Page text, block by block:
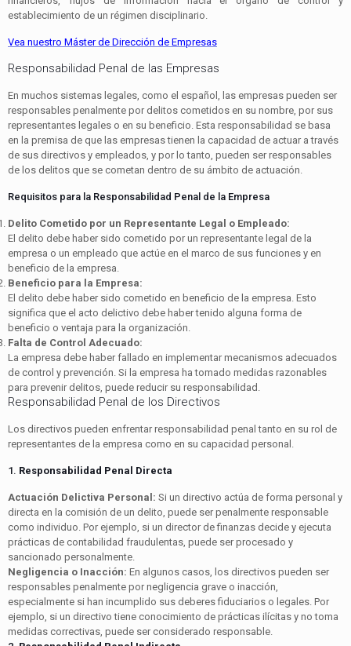
establecimiento de un régimen disciplinario.
Vea nuestro Máster de Dirección de Empresas
Responsabilidad Penal de las Empresas
En muchos sistemas legales, como el español, las empresas pueden ser
responsables penalmente por delitos cometidos en su nombre, por sus
representantes legales o en su beneficio. Esta responsabilidad se basa
en la premisa de que las empresas tienen la capacidad de actuar a través
de sus directivos y empleados, y por lo tanto, pueden ser responsables
de los delitos que se cometan dentro de su ámbito de actuación.
Requisitos para la Responsabilidad Penal de la Empresa
Delito Cometido por un Representante Legal o Empleado:
El delito debe haber sido cometido por un representante legal de la
empresa o un empleado que actúe en el marco de sus funciones y en
beneficio de la empresa.
Beneficio para la Empresa:
El delito debe haber sido cometido en beneficio de la empresa. Esto
significa que el acto delictivo debe haber tenido alguna forma de
beneficio o ventaja para la organización.
Falta de Control Adecuado:
La empresa debe haber fallado en implementar mecanismos adecuados
de control y prevención. Si la empresa ha tomado medidas razonables
para prevenir delitos, puede reducir su responsabilidad.
Responsabilidad Penal de los Directivos
Los directivos pueden enfrentar responsabilidad penal tanto en su rol de
representantes de la empresa como en su capacidad personal.
1. Responsabilidad Penal Directa
Actuación Delictiva Personal: Si un directivo actúa de forma personal y
directa en la comisión de un delito, puede ser penalmente responsable
como individuo. Por ejemplo, si un director de finanzas decide y ejecuta
prácticas de contabilidad fraudulentas, puede ser procesado y
sancionado personalmente.
Negligencia o Inacción: En algunos casos, los directivos pueden ser
responsables penalmente por negligencia grave o inacción,
especialmente si han incumplido sus deberes fiduciarios o legales. Por
ejemplo, si un directivo tiene conocimiento de prácticas ilícitas y no toma
medidas correctivas, puede ser considerado responsable.